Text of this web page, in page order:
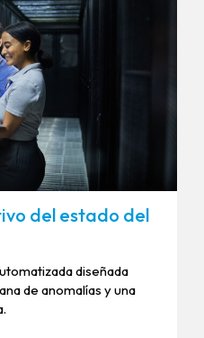
del estado del
diseñada
de anomalías y una